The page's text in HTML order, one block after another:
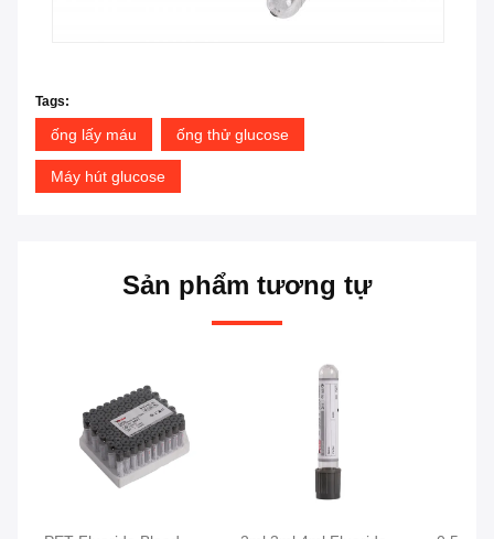
Tags:
ống lấy máu ống thử glucose
Máy hút glucose
Sản phẩm tương tự